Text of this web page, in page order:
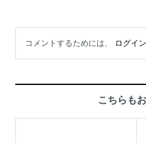
コメントするためには、 ログイン
こちらも